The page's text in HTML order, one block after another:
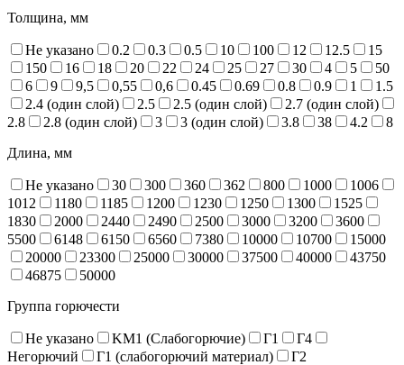
Толщина, мм
Не указано 0.2 0.3 0.5 10 100 12 12.5
15
150
16 18 20 22 24 25 27 30 4 5
50
6
9 9,5 0,55 0,6 0.45 0.69 0.8 0.9 1
1.5
2.4 (один слой)
2.5 2.5 (один слой)
2.7 (один слой)
2.8
2.8 (один слой) 3 3 (один слой) 3.8 38 4.2
8
Длина, мм
Не указано 30 300 360 362 800 1000
1006
1012
1180 1185 1200 1230 1250 1300
1525
1830
2000 2440 2490 2500 3000 3200
3600
5500
6148 6150 6560 7380 10000 10700
15000
20000
23300 25000 30000 37500 40000
43750
46875
50000
Группа горючести
Не указано KM1 (Слабогорючие) Г1
Г4
Негорючий
Г1 (слабогорючий материал)
Г2